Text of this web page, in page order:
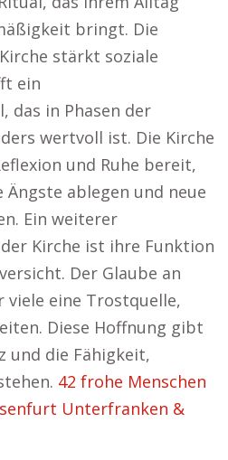
bringt. Die
stärkt soziale
ein
das in Phasen der
wertvoll ist. Die Kirche
und Ruhe bereit,
Ängste ablegen und neue
Ein weiterer
Kirche ist ihre Funktion
Der Glaube an
viele eine Trostquelle,
Diese Hoffnung gibt
und die Fähigkeit,
42 frohe Menschen
Unterfranken &